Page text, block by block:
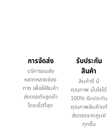
การจัดส่ง
บริการขนส่ง
หลากหลายช่อง
ทาง เพื่อให้สินค้า
ส่งตรงถึงลูกค้า
โดยเร็วที่สุด
รับประกัน
สินค้า
สินค้าดี มี
คุณภาพ มั่นใจได้
100% รับประกัน
คุณภาพสินค้าแท้
ส่งตรงจากศูนย์
ทุกชิ้น